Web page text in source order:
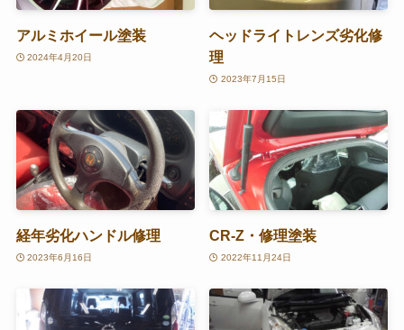
アルミホイール塗装
2024年4月20日
ヘッドライトレンズ劣化修
理
2023年7月15日
経年劣化ハンドル修理
2023年6月16日
CR-Z・修理塗装
2022年11月24日